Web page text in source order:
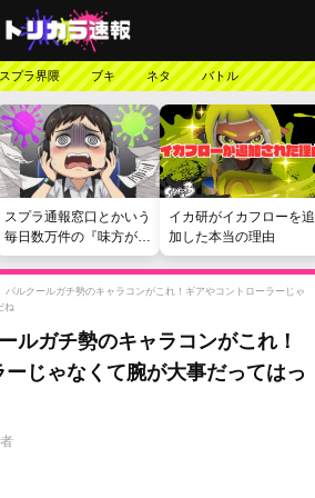
スプラ界隈 ブキ ネタ バトル
スプラ通報窓口とかいう
毎日数万件の『味方が弱
い』愚痴を読まされる苦
行
イカ研がイカフローを追
加した本当の理由
パルクールガチ勢のキャラコンがこれ！ギアやコントローラーじゃ
ね
ルガチ勢のキャラコンがこれ！
じゃなくて腕が大事だってはっ